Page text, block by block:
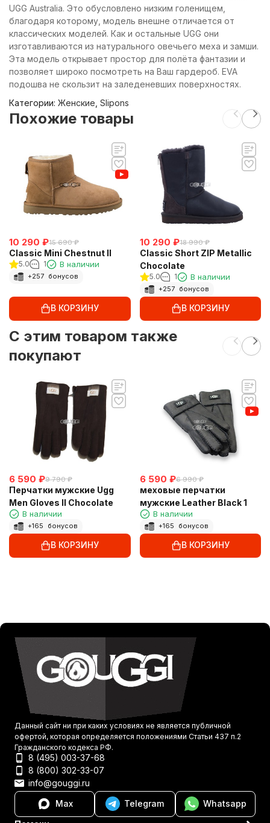
UGG Australia. Это обусловлено низким голенищем,
благодаря которому, модель внешне отличается от
классических моделей. Как и остальные UGG они
изготавливаются из натурального овечьего меха и замши.
Эта модель открывает простор для полёта фантазии и
позволяет широко посмотреть на Ваш гардероб. EVA
подошва не скользит на заледеневших поверхностях.
Категории: Женские Slipons
Похожие товары
10 290 ₽15 690 ₽
Classic Mini Chestnut II
5.0 1 В наличии
+257 бонусов
В КОРЗИНУ
10 290 ₽18 990 ₽
Classic Short ZIP Metallic
Chocolate
5.0 1 В наличии
+257 бонусов
В КОРЗИНУ
C этим товаром также
покупают
6 590 ₽9 790 ₽
Перчатки мужские Ugg
Men Gloves II Chocolate
В наличии
+165 бонусов
В КОРЗИНУ
6 590 ₽6 990 ₽
меховые перчатки
мужские Leather Black 1
В наличии
+165 бонусов
В КОРЗИНУ
Данный сайт ни при каких условиях не является публичной
офертой, которая определяется положениями Статьи 437 п.2
Гражданского кодекса РФ.
8 (495) 003-37-68
8 (800) 302-33-07
info@gouggi.ru
Max
Telegram
Whatsapp